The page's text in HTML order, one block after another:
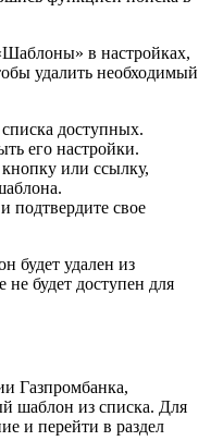
в настройках,
удалить необходимый
доступных.
его настройки.
или ссылку,
подтвердите свое
будет удален из
будет доступен для
Газпромбанка,
шаблон из списка. Для
и перейти в раздел